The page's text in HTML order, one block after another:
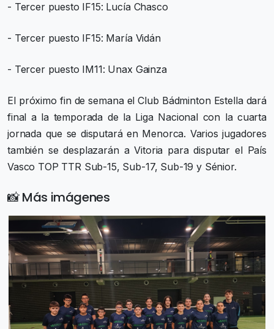
- Tercer puesto IF15: Lucía Chasco
- Tercer puesto IF15: María Vidán
- Tercer puesto IM11: Unax Gainza
El próximo fin de semana el Club Bádminton Estella dará
final a la temporada de la Liga Nacional con la cuarta
jornada que se disputará en Menorca. Varios jugadores
también se desplazarán a Vitoria para disputar el País
Vasco TOP TTR Sub-15, Sub-17, Sub-19 y Sénior.
📸 Más imágenes